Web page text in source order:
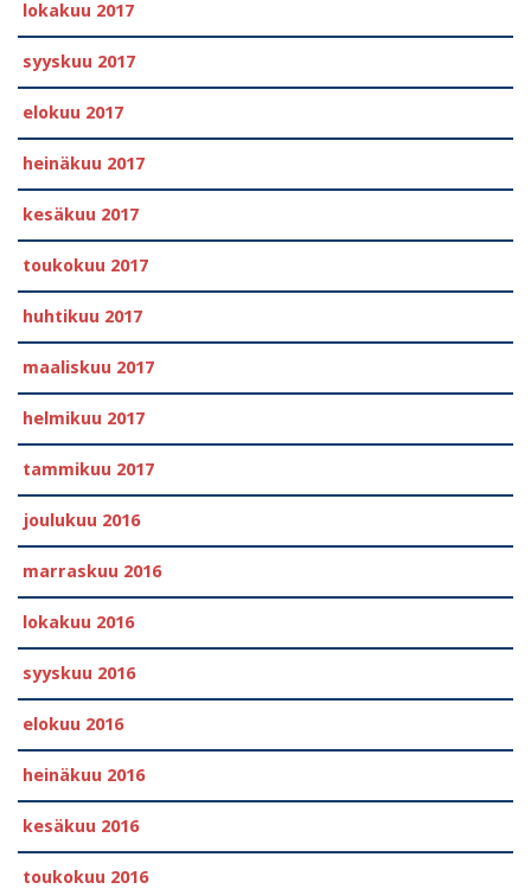
lokakuu 2017
syyskuu 2017
elokuu 2017
heinäkuu 2017
kesäkuu 2017
toukokuu 2017
huhtikuu 2017
maaliskuu 2017
helmikuu 2017
tammikuu 2017
joulukuu 2016
marraskuu 2016
lokakuu 2016
syyskuu 2016
elokuu 2016
heinäkuu 2016
kesäkuu 2016
toukokuu 2016